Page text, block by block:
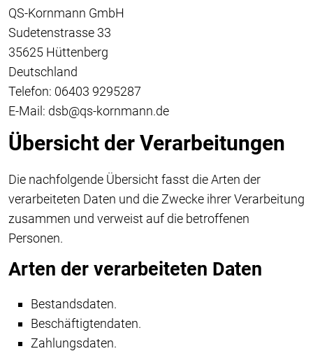
QS-Kornmann GmbH
Sudetenstrasse 33
35625 Hüttenberg
Deutschland
Telefon: 06403 9295287
E-Mail: dsb@qs-kornmann.de
Übersicht der Verarbeitungen
Die nachfolgende Übersicht fasst die Arten der
verarbeiteten Daten und die Zwecke ihrer Verarbeitung
zusammen und verweist auf die betroffenen
Personen.
Arten der verarbeiteten Daten
Bestandsdaten.
Beschäftigtendaten.
Zahlungsdaten.